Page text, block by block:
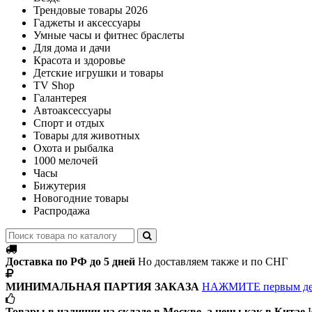
Трендовые товары 2026
Гаджеты и аксессуары
Умные часы и фитнес браслеты
Для дома и дачи
Красота и здоровье
Детские игрушки и товары
TV Shop
Галантерея
Автоаксессуары
Спорт и отдых
Товары для животных
Охота и рыбалка
1000 мелочей
Часы
Бижутерия
Новогодние товары
Распродажа
Доставка по РФ до 5 дней Но доставляем также и по СНГ
МИНИМАЛЬНАЯ ПАРТИЯ ЗАКАЗА НАЖМИТЕ первым